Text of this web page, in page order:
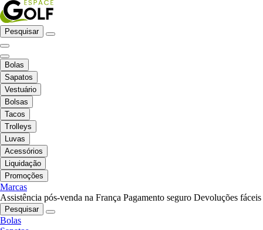
Pesquisar
Bolas
Sapatos
Vestuário
Bolsas
Tacos
Trolleys
Luvas
Acessórios
Liquidação
Promoções
Marcas
Assistência pós-venda na França Pagamento seguro Devoluções fáceis
Pesquisar
Bolas